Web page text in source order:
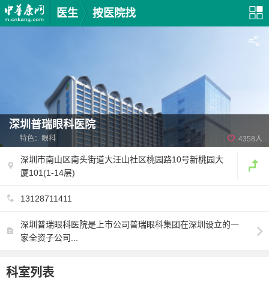
医生 按医院找
4358人
深圳普瑞眼科医院
特色：眼科
深圳市南山区南头街道大汪山社区桃园路10号新桃园大
厦101(1-14层)
13128711411
深圳普瑞眼科医院是上市公司普瑞眼科集团在深圳设立的一
家全资子公司...
科室列表